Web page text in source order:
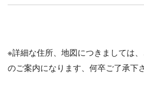
※詳細な住所、地図につきましては
のご案内になります、何卒ご了承下